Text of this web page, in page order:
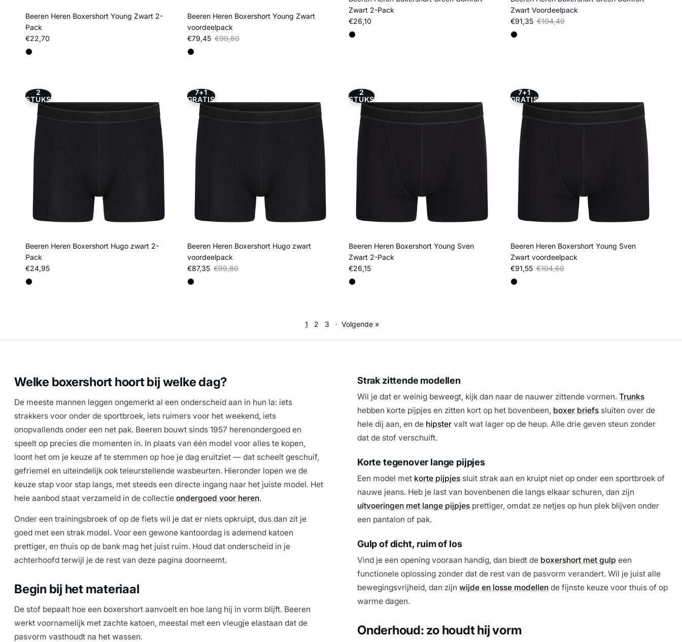
Beeren Heren Boxershort Young Zwart 2-
Pack
Reguliere prijs
€22,70
Beeren Heren Boxershort Young Zwart
voordeelpack
Verkoopprijs
€79,45 Reguliere prijs
€90,80
Zwart 2-Pack
Reguliere prijs
€26,10
Zwart Voordeelpack
Verkoopprijs
€91,35 Reguliere prijs
€104,40
2
STUKS
Beeren Heren Boxershort Hugo zwart 2-
Pack
Reguliere prijs
€24,95
7+1
GRATIS
Beeren Heren Boxershort Hugo zwart
voordeelpack
Verkoopprijs
€87,35 Reguliere prijs
€99,80
2
STUKS
Beeren Heren Boxershort Young Sven
Zwart 2-Pack
Reguliere prijs
€26,15
7+1
GRATIS
Beeren Heren Boxershort Young Sven
Zwart voordeelpack
Verkoopprijs
€91,55 Reguliere prijs
€104,60
1 2 3 · Volgende »
Welke boxershort hoort bij welke dag?
De meeste mannen leggen ongemerkt al een onderscheid aan in hun la: iets
strakkers voor onder de sportbroek, iets ruimers voor het weekend, iets
onopvallends onder een net pak. Beeren bouwt sinds 1957 herenondergoed en
speelt op precies die momenten in. In plaats van één model voor alles te kopen,
loont het om je keuze af te stemmen op hoe je dag eruitziet — dat scheelt geschuif,
gefriemel en uiteindelijk ook teleurstellende wasbeurten. Hieronder lopen we de
keuze stap voor stap langs, met steeds een directe ingang naar het juiste model. Het
hele aanbod staat verzameld in de collectie ondergoed voor heren.
Onder een trainingsbroek of op de fiets wil je dat er niets opkruipt, dus dan zit je
goed met een strak model. Voor een gewone kantoordag is ademend katoen
prettiger, en thuis op de bank mag het juist ruim. Houd dat onderscheid in je
achterhoofd terwijl je de rest van deze pagina doorneemt.
Begin bij het materiaal
De stof bepaalt hoe een boxershort aanvoelt en hoe lang hij in vorm blijft. Beeren
werkt voornamelijk met zachte katoen, meestal met een vleugje elastaan dat de
pasvorm vasthoudt na het wassen.
Strak zittende modellen
Wil je dat er weinig beweegt, kijk dan naar de nauwer zittende vormen. Trunks
hebben korte pijpjes en zitten kort op het bovenbeen, boxer briefs sluiten over de
hele dij aan, en de hipster valt wat lager op de heup. Alle drie geven steun zonder
dat de stof verschuift.
Korte tegenover lange pijpjes
Een model met korte pijpjes sluit strak aan en kruipt niet op onder een sportbroek of
nauwe jeans. Heb je last van bovenbenen die langs elkaar schuren, dan zijn
uitvoeringen met lange pijpjes prettiger, omdat ze netjes op hun plek blijven onder
een pantalon of pak.
Gulp of dicht, ruim of los
Vind je een opening vooraan handig, dan biedt de boxershort met gulp een
functionele oplossing zonder dat de rest van de pasvorm verandert. Wil je juist alle
bewegingsvrijheid, dan zijn wijde en losse modellen de fijnste keuze voor thuis of op
warme dagen.
Onderhoud: zo houdt hij vorm